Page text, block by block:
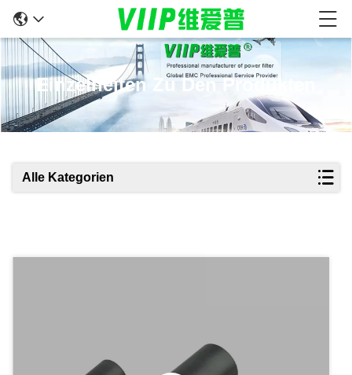
Einzelheiten Zu Den Produkten
Alle Kategorien